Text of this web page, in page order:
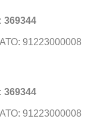
369344
91223000008
369344
91223000008